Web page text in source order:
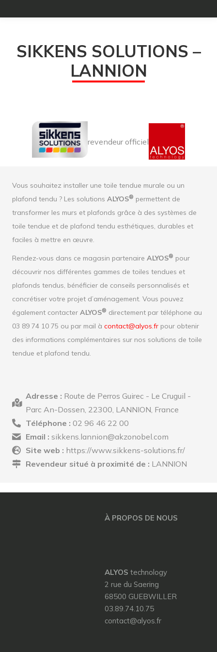
SIKKENS SOLUTIONS –
LANNION
revendeur officiel
Vous souhaitez installer une toile tendue murale ou un
plafond tendu ? Les solutions ALYOS® permettent de
transformer les murs et plafonds grâce à des systèmes de
toile tendue et de plafond tendu esthétiques, durables et
faciles à mettre en œuvre.
Rendez-vous dans ce magasin partenaire ALYOS® pour
découvrir nos différentes gammes de toiles tendues et
plafonds tendus, bénéficier de conseils personnalisés et
concrétiser votre projet d’aménagement. Vous pouvez
également contacter ALYOS® directement par téléphone au
03 89 74 10 75 ou par mail à contact@alyos.fr pour obtenir
des informations complémentaires sur nos solutions de toile
tendue et plafond tendu.
Adresse : Route de Perros Guirec - Le Cruguil -
Parc An-Dossen, 22300, LANNION, France
Téléphone : 02 96 46 22 00
Email : sikkens.lannion@akzonobel.com
Site web : https://www.sikkens-solutions.fr/
Revendeur situé à proximité de : LANNION
À PROPOS DE NOUS
ALYOS technology
2 rue du Saering
68500 GUEBWILLER
03.89.74.10.75
contact@alyos.fr